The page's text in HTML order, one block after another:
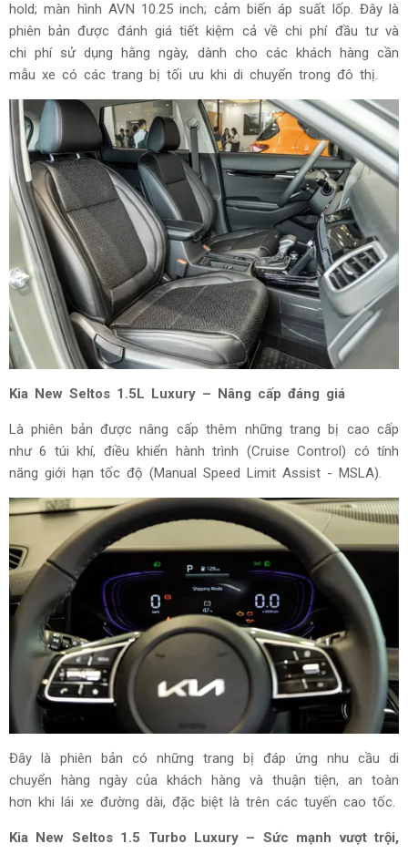
hold; màn hình AVN 10.25 inch; cảm biến áp suất lốp. Đây là
phiên bản được đánh giá tiết kiệm cả về chi phí đầu tư và
chi phí sử dụng hằng ngày, dành cho các khách hàng cần
mẫu xe có các trang bị tối ưu khi di chuyển trong đô thị.
Kia New Seltos 1.5L Luxury – Nâng cấp đáng giá
Là phiên bản được nâng cấp thêm những trang bị cao cấp
như 6 túi khí, điều khiển hành trình (Cruise Control) có tính
năng giới hạn tốc độ (Manual Speed Limit Assist - MSLA).
Đây là phiên bản có những trang bị đáp ứng nhu cầu di
chuyển hàng ngày của khách hàng và thuận tiện, an toàn
hơn khi lái xe đường dài, đặc biệt là trên các tuyến cao tốc.
Kia New Seltos 1.5 Turbo Luxury – Sức mạnh vượt trội,